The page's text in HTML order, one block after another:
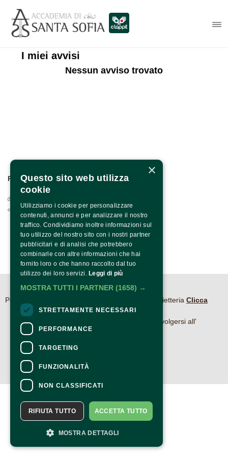
I miei avvisi
Nessun avviso trovato
PER INFO E CONTATTI:
0824.1901208 / +39 371 1318590
CONTATTI
Per informazioni e supporto all'acquisto della biglietteria Clicca
qui
Per informazioni sul programma e l'evento, rivolgersi all'
organizzatore
×
Questo sito web utilizza
cookie
Utilizziamo i cookie per personalizzare
contenuti, annunci e per analizzare il nostro
traffico. Condividiamo inoltre informazioni sul
tuo utilizzo del nostro sito con i nostri partner
pubblicitari e di analisi che potrebbero
combinarle con altre informazioni che hai
fornito loro o che hanno raccolto dal tuo
utilizzo dei loro servizi. Leggi di più
MOSTRA TUTTI I PARTNER (1658) →
STRETTAMENTE NECESSARI
PERFORMANCE
TARGETING
FUNZIONALITÀ
NON CLASSIFICATI
ACCETTA TUTTO
RIFIUTA TUTTO
MOSTRA DETTAGLI